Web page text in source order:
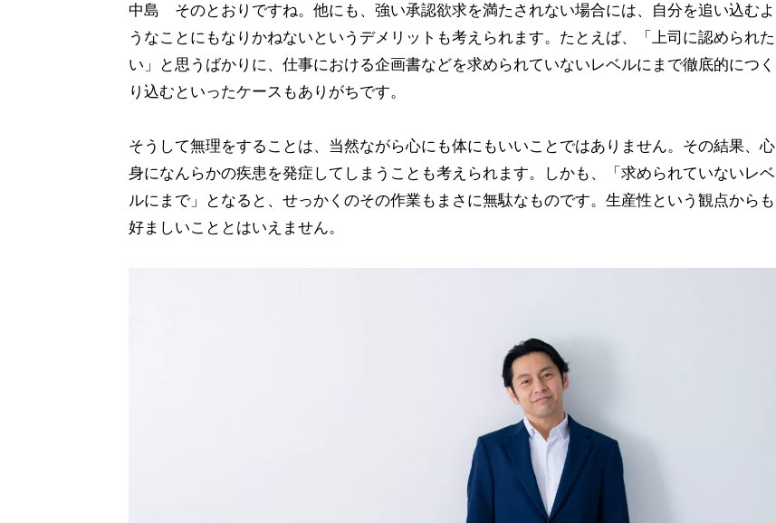
中島 そのとおりですね。他にも、強い承認欲求を満たされない場合には、自分を追い込むよ
うなことにもなりかねないというデメリットも考えられます。たとえば、「上司に認められた
い」と思うばかりに、仕事における企画書などを求められていないレベルにまで徹底的につく
り込むといったケースもありがちです。
そうして無理をすることは、当然ながら心にも体にもいいことではありません。その結果、心
身になんらかの疾患を発症してしまうことも考えられます。しかも、「求められていないレベ
ルにまで」となると、せっかくのその作業もまさに無駄なものです。生産性という観点からも
好ましいこととはいえません。